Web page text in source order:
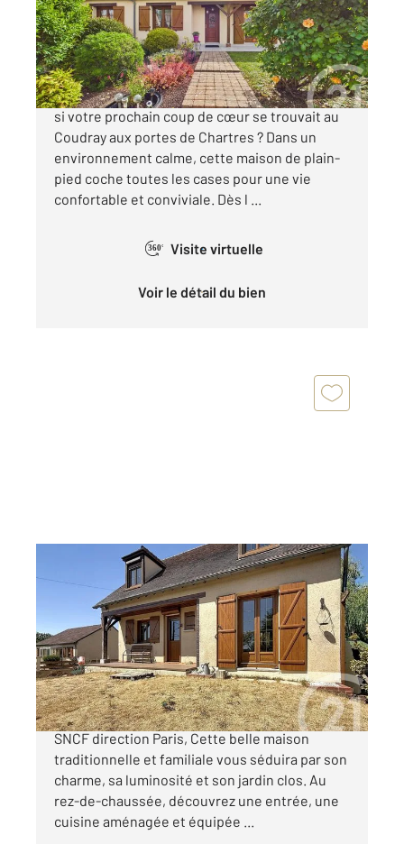
Maison à vendre
265 000 €
EXCLUSIVITE - LE COURDRAY - PLAIN PIED Et
si votre prochain coup de cœur se trouvait au
Coudray aux portes de Chartres ? Dans un
environnement calme, cette maison de plain-
pied coche toutes les cases pour une vie
confortable et conviviale. Dès l ...
360° Visite virtuelle
Voir le détail du bien
CHARTRES 28
103,62 m
, 5 pièces
Ref : 27759
Maison à vendre
240 000 €
CHARTRES - AMILLY A 15 min à pied de la gare
SNCF direction Paris, Cette belle maison
traditionnelle et familiale vous séduira par son
charme, sa luminosité et son jardin clos. Au
rez-de-chaussée, découvrez une entrée, une
cuisine aménagée et équipée ...